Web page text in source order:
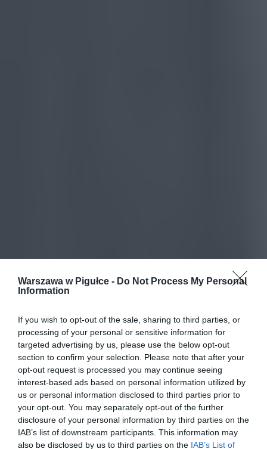
Warszawa w Pigułce - Do Not Process My Personal
Information
If you wish to opt-out of the sale, sharing to third parties, or
processing of your personal or sensitive information for
targeted advertising by us, please use the below opt-out
section to confirm your selection. Please note that after your
opt-out request is processed you may continue seeing
interest-based ads based on personal information utilized by
us or personal information disclosed to third parties prior to
your opt-out. You may separately opt-out of the further
disclosure of your personal information by third parties on the
IAB’s list of downstream participants. This information may
also be disclosed by us to third parties on the IAB’s List of